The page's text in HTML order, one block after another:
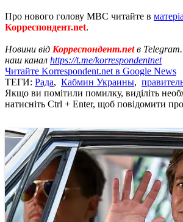
Про нового голову МВС читайте в
Корреспондент.net.
Новини від Корреспондент.netв
наш канал https://t.me/korrespondentnet
Читайте Korrespondent.net в Google News
ТЕГИ: Рада, Кабмин Украины,
Якщо ви помітили помилку, виділіть
натисніть Ctrl + Enter, щоб повідомити